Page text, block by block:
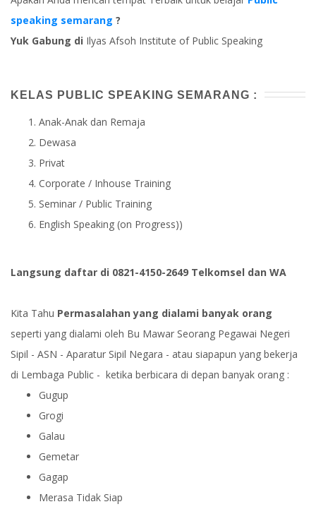
speaking semarang ?
Yuk Gabung di Ilyas Afsoh Institute of Public Speaking
KELAS PUBLIC SPEAKING SEMARANG :
Anak-Anak dan Remaja
Dewasa
Privat
Corporate / Inhouse Training
Seminar / Public Training
English Speaking (on Progress))
Langsung daftar di 0821-4150-2649 Telkomsel dan WA
Kita Tahu Permasalahan yang dialami banyak orang
seperti yang dialami oleh Bu Mawar Seorang Pegawai Negeri
Sipil - ASN - Aparatur Sipil Negara - atau siapapun yang bekerja
di Lembaga Public - ketika berbicara di depan banyak orang :
Gugup
Grogi
Galau
Gemetar
Gagap
Merasa Tidak Siap